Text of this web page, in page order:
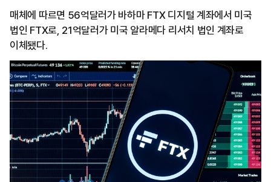
매체에 따르면 56억달러가 바하마 FTX 디지털 계좌에서 미국
법인 FTX로, 21억달러가 미국 알라메다 리서치 법인 계좌로
이체됐다.